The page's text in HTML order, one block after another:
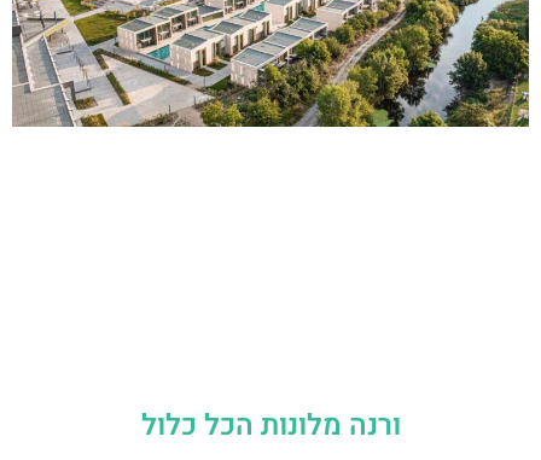
ורנה מלונות הכל כלול